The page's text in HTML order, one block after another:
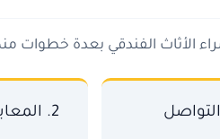
الأثاث الفندقي بعدة خطوات
2. المعاينة الميدانية